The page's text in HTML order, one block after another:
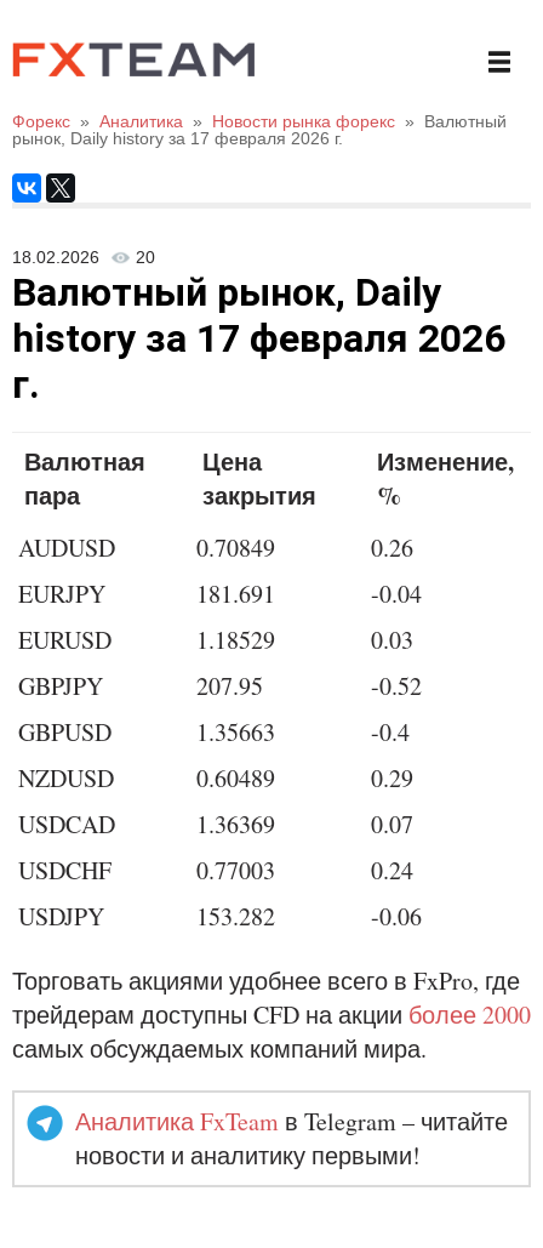
Форекс » Аналитика » Новости рынка форекс »
Валютный
рынок, Daily history за 17 февраля 2026 г.
18.02.2026 20
Валютный рынок, Daily
history за 17 февраля 2026
г.
Валютная
пара
Цена
закрытия
Изменение,
%
AUDUSD 0.70849
0.26
EURJPY
181.691
-0.04
EURUSD
1.18529
0.03
GBPJPY
207.95
-0.52
GBPUSD
1.35663
-0.4
NZDUSD
0.60489
0.29
USDCAD
1.36369
0.07
USDCHF
0.77003
0.24
USDJPY
153.282
-0.06
Торговать акциями удобнее всего в FxPro, где
трейдерам доступны CFD на акции более 2000
самых обсуждаемых компаний мира.
Аналитика FxTeam в Telegram – читайте
новости и аналитику первыми!